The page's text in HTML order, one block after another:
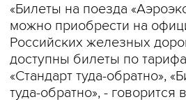
«Билеты на поезда
можно приобрести на
Российских железных
доступны билеты по
«Стандарт туда-обратно»,
туда-обратно», -